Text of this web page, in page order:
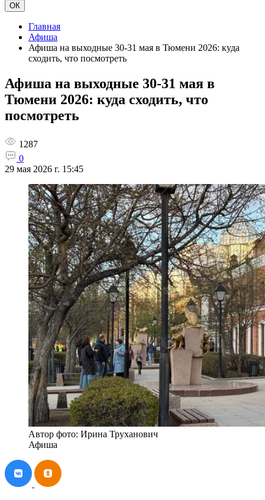
ОК
Главная
Афиша
Афиша на выходные 30-31 мая в Тюмени 2026: куда
сходить, что посмотреть
Афиша на выходные 30-31 мая в
Тюмени 2026: куда сходить, что
посмотреть
1287
0
29 мая 2026 г. 15:45
Автор фото: Ирина Труханович
Афиша